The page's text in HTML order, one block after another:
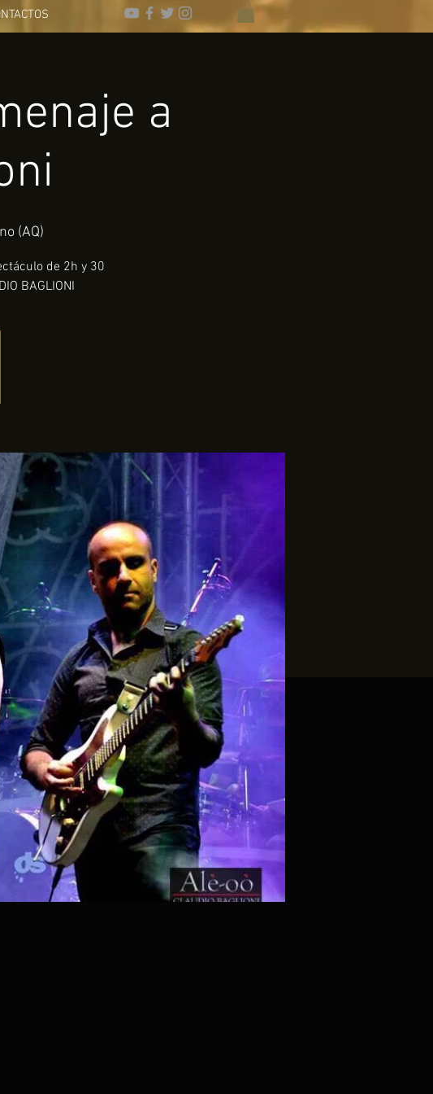
a
(AQ)
de 2h y 30
BAGLIONI